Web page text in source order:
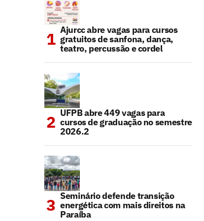
Ajurcc abre vagas para cursos
gratuitos de sanfona, dança,
teatro, percussão e cordel
UFPB abre 449 vagas para
cursos de graduação no semestre
2026.2
Seminário defende transição
energética com mais direitos na
Paraíba